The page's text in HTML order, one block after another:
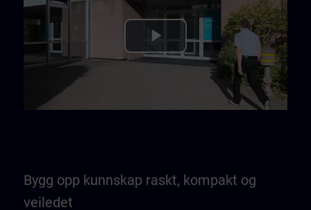
Play
Bygg opp kunnskap raskt, kompakt og
veiledet